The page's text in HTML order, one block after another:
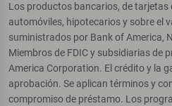
Los productos bancarios, de tarjetas
automóviles, hipotecarios y sobre el
suministrados por Bank of America,
Miembros de FDIC y subsidiarias de
America Corporation. El crédito y la
aprobación. Se aplican términos y
compromiso de préstamo. Los